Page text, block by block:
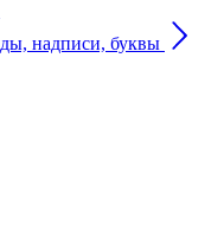
надписи, буквы